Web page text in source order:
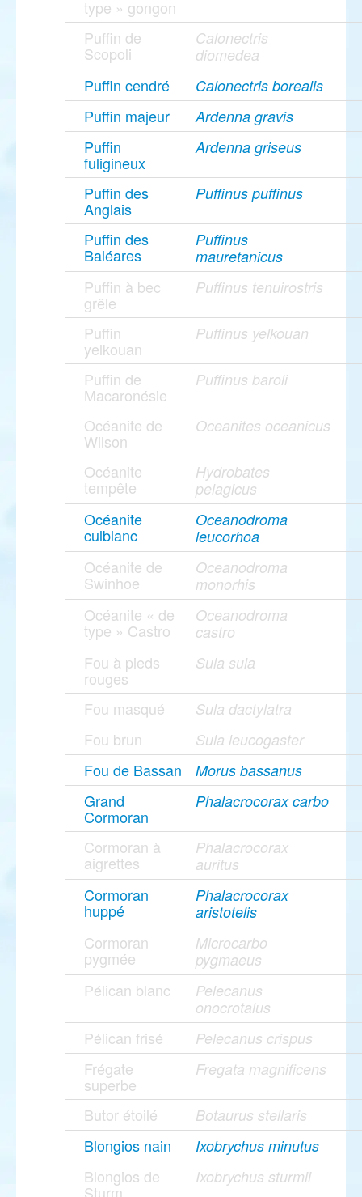
type » gongon
Puffin de
Scopoli
Calonectris
diomedea
Puffin cendré Calonectris borealis
Puffin majeur Ardenna gravis
Puffin
fuligineux
Ardenna griseus
Puffin des
Anglais
Puffinus puffinus
Puffin des
Baléares
Puffinus
mauretanicus
Puffin à bec
grêle
Puffinus tenuirostris
Puffin
yelkouan
Puffinus yelkouan
Puffin de
Macaronésie
Puffinus baroli
Océanite de
Wilson
Oceanites oceanicus
Océanite
tempête
Hydrobates
pelagicus
Océanite
culblanc
Oceanodroma
leucorhoa
Océanite de
Swinhoe
Oceanodroma
monorhis
Océanite « de
type » Castro
Oceanodroma
castro
Fou à pieds
rouges
Sula sula
Fou masqué Sula dactylatra
Fou brun Sula leucogaster
Fou de Bassan Morus bassanus
Grand
Cormoran
Phalacrocorax carbo
Cormoran à
aigrettes
Phalacrocorax
auritus
Cormoran
huppé
Phalacrocorax
aristotelis
Cormoran
pygmée
Microcarbo
pygmaeus
Pélican blanc
Pelecanus
onocrotalus
Pélican frisé Pelecanus crispus
Frégate
superbe
Fregata magnificens
Butor étoilé Botaurus stellaris
Blongios nain Ixobrychus minutus
Blongios de
Sturm
Ixobrychus sturmii